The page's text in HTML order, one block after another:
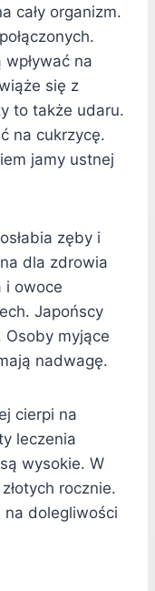
cały organizm.
na
się z
to także udaru.
na cukrzycę.
jamy ustnej
zęby i
dla zdrowia
i owoce
Japońscy
Osoby myjące
nadwagę.
cierpi na
leczenia
wysokie. W
rocznie.
na dolegliwości